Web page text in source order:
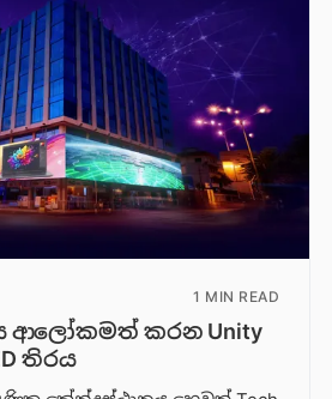
1 MIN READ
ආලෝකමත් කරන Unity
තිරය